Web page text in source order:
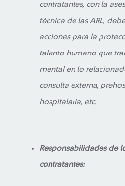
contratantes, con la
técnica de las ARL,
acciones para la
talento humano que
mental en lo
consulta externa,
hospitalaria, etc.
Responsabilidades de
contratantes: